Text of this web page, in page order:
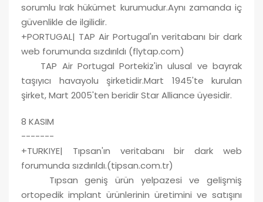
sorumlu Irak hükümet kurumudur.Aynı zamanda iç
güvenlikle de ilgilidir.
+PORTUGAL| TAP Air Portugal'ın veritabanı bir dark
web forumunda sızdırıldı (flytap.com)
TAP Air Portugal Portekiz'in ulusal ve bayrak
taşıyıcı havayolu şirketidir.Mart 1945'te kurulan
şirket, Mart 2005'ten beridir Star Alliance üyesidir.
8 KASIM
-------
+TURKIYE| Tıpsan'ın veritabanı bir dark web
forumunda sızdırıldı.(tipsan.com.tr)
Tıpsan geniş ürün yelpazesi ve gelişmiş
ortopedik implant ürünlerinin üretimini ve satışını